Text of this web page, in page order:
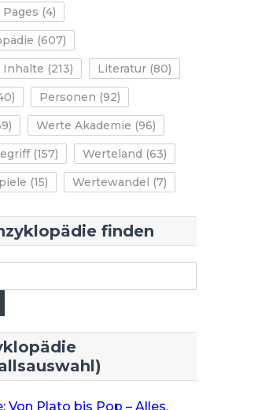
(4)
(607)
(213) Literatur (80)
Personen (92)
Werte Akademie (96)
(157) Werteland (63)
(15) Wertewandel (7)
finden
Von Plato bis Pop – Alles,